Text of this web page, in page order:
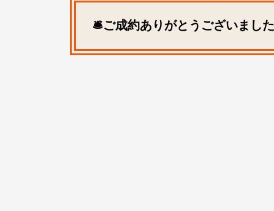
🛎ご成約ありがとうございまし